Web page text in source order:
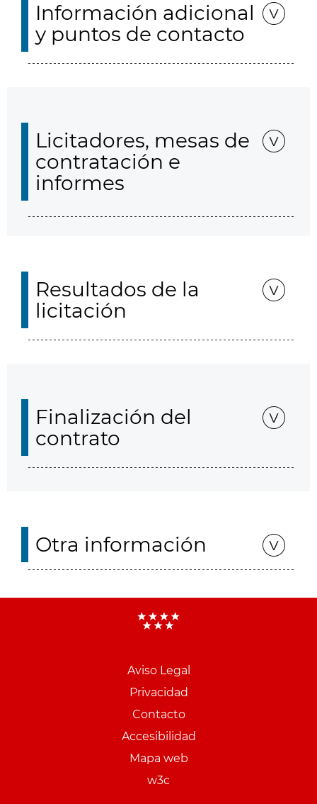
Información adicional
y puntos de contacto
Licitadores, mesas de
contratación e
informes
Resultados de la
licitación
Finalización del
contrato
Otra información
Aviso Legal
Privacidad
Contacto
Accesibilidad
Mapa web
w3c